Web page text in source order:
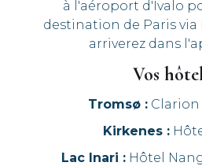
à l'aéroport d'Ivalo
destination de Paris via
arriverez dans
Vos
Tromsø :Clarion
Kirkenes :
Lac Inari : Hôtel